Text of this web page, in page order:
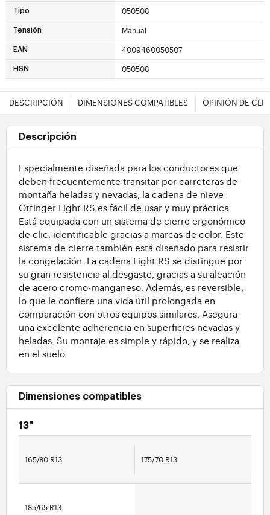
Tipo 050508
Tensión Manual
EAN 4009460050507
HSN 050508
DESCRIPCIÓN DIMENSIONES COMPATIBLES OPINIÓN DE
Descripción
Especialmente diseñada para los conductores que
deben frecuentemente transitar por carreteras de
montaña heladas y nevadas, la cadena de nieve
Ottinger Light RS es fácil de usar y muy práctica.
Está equipada con un sistema de cierre ergonómico
de clic, identificable gracias a marcas de color. Este
sistema de cierre también está diseñado para resistir
la congelación. La cadena Light RS se distingue por
su gran resistencia al desgaste, gracias a su aleación
de acero cromo-manganeso. Además, es reversible,
lo que le confiere una vida útil prolongada en
comparación con otros equipos similares. Asegura
una excelente adherencia en superficies nevadas y
heladas. Su montaje es simple y rápido, y se realiza
en el suelo.
Dimensiones compatibles
13"
165/80 R13 175/70 R13
185/65 R13